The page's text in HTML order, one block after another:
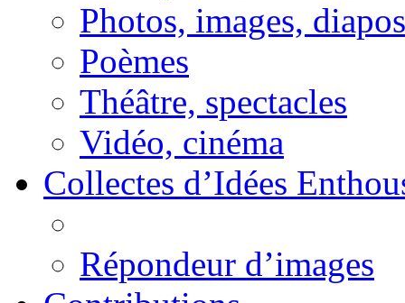
Photos, images, diapos
Poèmes
Théâtre, spectacles
Vidéo, cinéma
Collectes d’Idées
Répondeur d’images